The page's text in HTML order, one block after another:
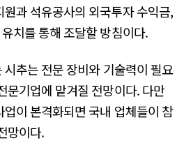
과 석유공사의 외국투자 수익금,
치를 통해 조달할 방침이다.
추는 전문 장비와 기술력이 필요
문기업에 맡겨질 전망이다. 다만
업이 본격화되면 국내 업체들이 참
망이다.